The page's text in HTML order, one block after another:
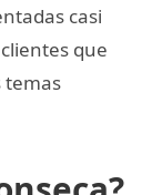
casi
que
temas